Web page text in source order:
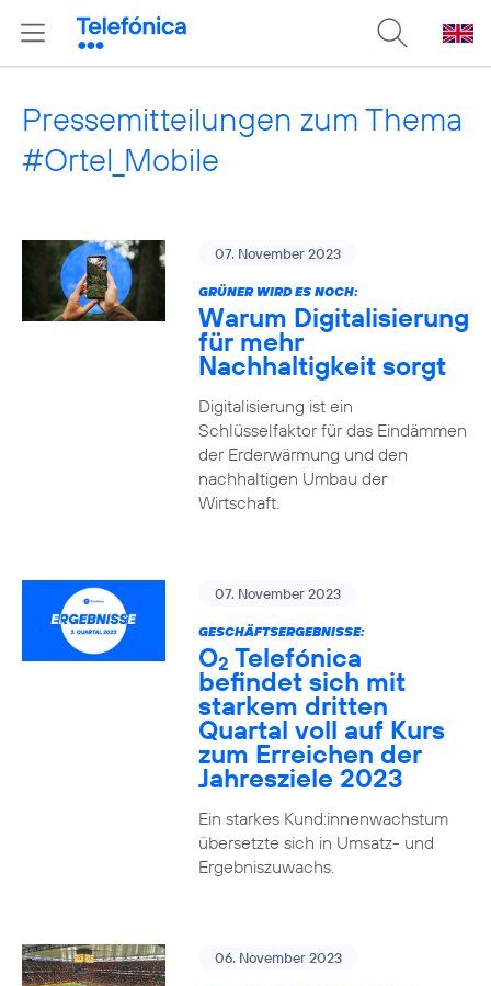
Pressemitteilungen zum Thema
#Ortel_Mobile
07. November 2023
GRÜNER WIRD ES NOCH:
Warum Digitalisierung
für mehr
Nachhaltigkeit sorgt
Digitalisierung ist ein
Schlüsselfaktor für das Eindämmen
der Erderwärmung und den
nachhaltigen Umbau der
Wirtschaft.
07. November 2023
GESCHÄFTSERGEBNISSE:
O2 Telefónica
befindet sich mit
starkem dritten
Quartal voll auf Kurs
zum Erreichen der
Jahresziele 2023
Ein starkes Kund:innenwachstum
übersetzte sich in Umsatz- und
Ergebniszuwachs.
06. November 2023